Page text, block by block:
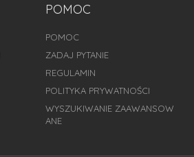
POMOC
POMOC
ZADAJ PYTANIE
REGULAMIN
POLITYKA PRYWATNOŚCI
WYSZUKIWANIE ZAAWANSOW
ANE